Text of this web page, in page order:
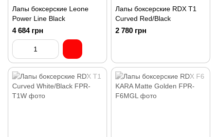
Лапы боксерские Leone
Power Line Black
4 684 грн
Лапы боксерские RDX T1
Curved Red/Black
2 780 грн